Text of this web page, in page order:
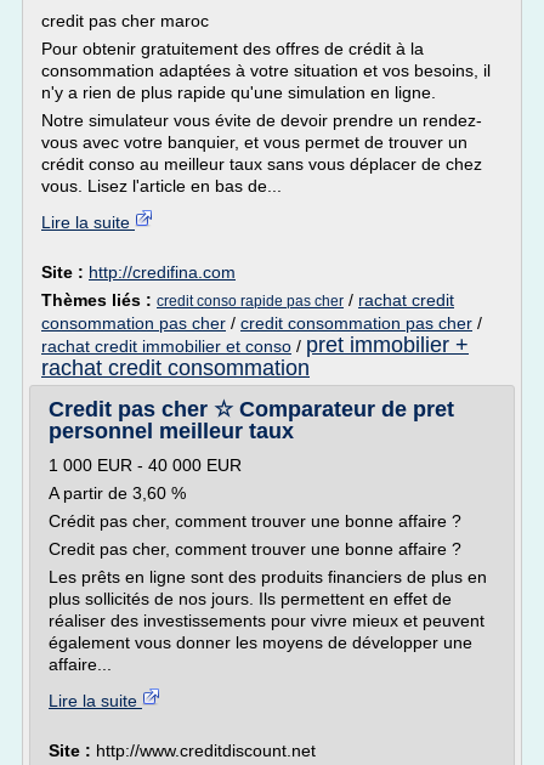
credit pas cher maroc
Pour obtenir gratuitement des offres de crédit à la
consommation adaptées à votre situation et vos besoins, il
n'y a rien de plus rapide qu'une simulation en ligne.
Notre simulateur vous évite de devoir prendre un rendez-
vous avec votre banquier, et vous permet de trouver un
crédit conso au meilleur taux sans vous déplacer de chez
vous. Lisez l'article en bas de...
Lire la suite
Site : http://credifina.com
Thèmes liés : credit conso rapide pas cher / rachat credit
consommation pas cher / credit consommation pas cher /
rachat credit immobilier et conso / pret immobilier +
rachat credit consommation
Credit pas cher ☆ Comparateur de pret
personnel meilleur taux
1 000 EUR - 40 000 EUR
A partir de 3,60 %
Crédit pas cher, comment trouver une bonne affaire ?
Credit pas cher, comment trouver une bonne affaire ?
Les prêts en ligne sont des produits financiers de plus en
plus sollicités de nos jours. Ils permettent en effet de
réaliser des investissements pour vivre mieux et peuvent
également vous donner les moyens de développer une
affaire...
Lire la suite
Site : http://www.creditdiscount.net